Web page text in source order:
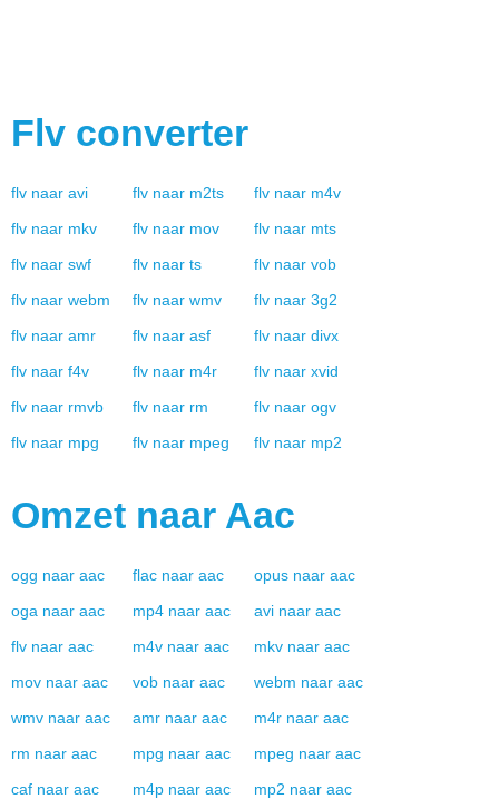
Flv converter
flv naar avi flv naar m2ts flv naar m4v
flv naar mkv flv naar mov flv naar mts
flv naar swf flv naar ts flv naar vob
flv naar webm flv naar wmv flv naar 3g2
flv naar amr flv naar asf flv naar divx
flv naar f4v flv naar m4r flv naar xvid
flv naar rmvb flv naar rm flv naar ogv
flv naar mpg flv naar mpeg flv naar mp2
Omzet naar Aac
ogg naar aac flac naar aac opus naar aac
oga naar aac mp4 naar aac avi naar aac
flv naar aac m4v naar aac mkv naar aac
mov naar aac vob naar aac webm naar aac
wmv naar aac amr naar aac m4r naar aac
rm naar aac mpg naar aac mpeg naar aac
caf naar aac m4p naar aac mp2 naar aac